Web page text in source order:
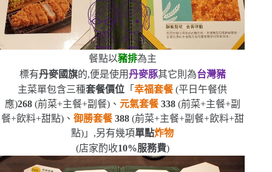
餐點以豬排為主
標有丹麥國旗的,便是使用丹麥豚其它則為台灣豬
主菜單包含三種套餐價位 「幸福套餐(平日午餐供
應)268 (前菜+主餐+副餐)、 元氣套餐338 (前菜+主餐+副
餐+飲料+甜點)、 御勝套餐388 (前菜+主餐+副餐+飲料+甜
點) 」,另有幾項單點炸物
(店家酌收10%服務費)